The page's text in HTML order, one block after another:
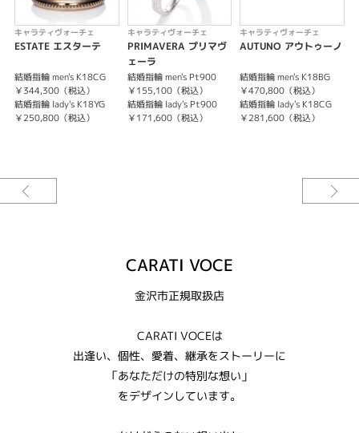
キャラティヴォーチェ
ESTATE エスターテ
結婚指輪 men's K18CG
￥344,300（税込）
結婚指輪 lady's K18YG
￥250,800（税込）
キャラティヴォーチェ
PRIMAVERA プリマヴ
ェーラ
結婚指輪 men's Pt900
￥155,100（税込）
結婚指輪 lady's Pt900
￥171,600（税込）
キャラティヴォーチェ
AUTUNO アウトゥーノ
結婚指輪 men's K18BG
￥470,800（税込）
結婚指輪 lady's K18CG
￥281,600（税込）
CARATI VOCE
金沢市正規取扱店
CARATI VOCEは
出逢い、個性、愛着、継承をストーリーに
「あなただけの特別な想い」
をデザインしています。